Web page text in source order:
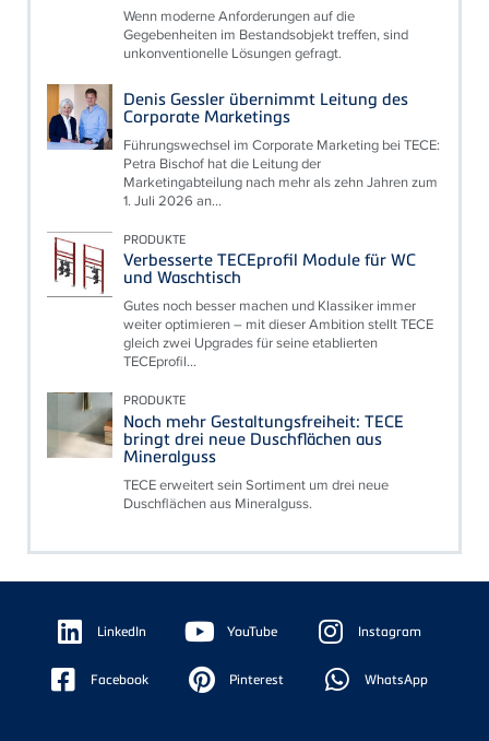
Wenn moderne Anforderungen auf die
Gegebenheiten im Bestandsobjekt treffen, sind
unkonventionelle Lösungen gefragt.
Denis Gessler übernimmt Leitung des
Corporate Marketings
Führungswechsel im Corporate Marketing bei TECE:
Petra Bischof hat die Leitung der
Marketingabteilung nach mehr als zehn Jahren zum
1. Juli 2026 an...
PRODUKTE
Verbesserte TECEprofil Module für WC
und Waschtisch
Gutes noch besser machen und Klassiker immer
weiter optimieren – mit dieser Ambition stellt TECE
gleich zwei Upgrades für seine etablierten
TECEprofil...
PRODUKTE
Noch mehr Gestaltungsfreiheit: TECE
bringt drei neue Duschflächen aus
Mineralguss
TECE erweitert sein Sortiment um drei neue
Duschflächen aus Mineralguss.
Floating
Sidebar LinkedIn YouTube Instagram
Facebook Pinterest WhatsApp